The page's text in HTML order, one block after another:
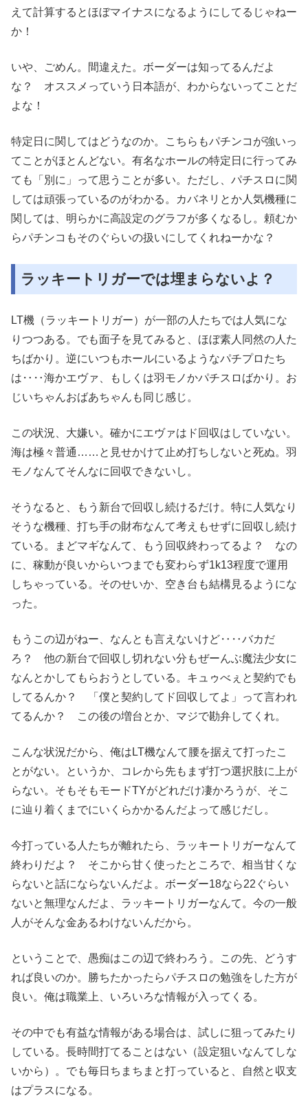
えて計算するとほぼマイナスになるようにしてるじゃねー
か！
いや、ごめん。間違えた。ボーダーは知ってるんだよ
な？ オススメっていう日本語が、わからないってことだ
よな！
特定日に関してはどうなのか。こちらもパチンコが強いっ
てことがほとんどない。有名なホールの特定日に行ってみ
ても「別に」って思うことが多い。ただし、パチスロに関
しては頑張っているのがわかる。カバネリとか人気機種に
関しては、明らかに高設定のグラフが多くなるし。頼むか
らパチンコもそのぐらいの扱いにしてくれねーかな？
ラッキートリガーでは埋まらないよ？
LT機（ラッキートリガー）が一部の人たちでは人気にな
りつつある。でも面子を見てみると、ほぼ素人同然の人た
ちばかり。逆にいつもホールにいるようなパチプロたち
は‥‥海かエヴァ、もしくは羽モノかパチスロばかり。お
じいちゃんおばあちゃんも同じ感じ。
この状況、大嫌い。確かにエヴァはド回収はしていない。
海は極々普通……と見せかけて止め打ちしないと死ぬ。羽
モノなんてそんなに回収できないし。
そうなると、もう新台で回収し続けるだけ。特に人気なり
そうな機種、打ち手の財布なんて考えもせずに回収し続け
ている。まどマギなんて、もう回収終わってるよ？ なの
に、稼動が良いからいつまでも変わらず1k13程度で運用
しちゃっている。そのせいか、空き台も結構見るようにな
った。
もうこの辺がねー、なんとも言えないけど‥‥バカだ
ろ？ 他の新台で回収し切れない分もぜーんぶ魔法少女に
なんとかしてもらおうとしている。キュゥべぇと契約でも
してるんか？ 「僕と契約してド回収してよ」って言われ
てるんか？ この後の増台とか、マジで勘弁してくれ。
こんな状況だから、俺はLT機なんて腰を据えて打ったこ
とがない。というか、コレから先もまず打つ選択肢に上が
らない。そもそもモードTYがどれだけ凄かろうが、そこ
に辿り着くまでにいくらかかるんだよって感じだし。
今打っている人たちが離れたら、ラッキートリガーなんて
終わりだよ？ そこから甘く使ったところで、相当甘くな
らないと話にならないんだよ。ボーダー18なら22ぐらい
ないと無理なんだよ、ラッキートリガーなんて。今の一般
人がそんな金あるわけないんだから。
ということで、愚痴はこの辺で終わろう。この先、どうす
れば良いのか。勝ちたかったらパチスロの勉強をした方が
良い。俺は職業上、いろいろな情報が入ってくる。
その中でも有益な情報がある場合は、試しに狙ってみたり
している。長時間打てることはない（設定狙いなんてしな
いから）。でも毎日ちまちまと打っていると、自然と収支
はプラスになる。